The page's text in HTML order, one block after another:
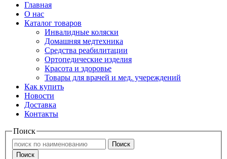
Главная
О нас
Каталог товаров
Инвалидные коляски
Домашняя медтехника
Средства реабилитации
Ортопедические изделия
Красота и здоровье
Товары для врачей и мед. учереждений
Как купить
Новости
Доставка
Контакты
Поиск
Поиск
Поиск